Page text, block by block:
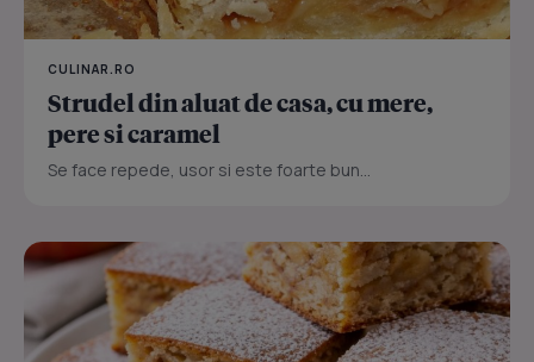
CULINAR.RO
Strudel din aluat de casa, cu mere,
pere si caramel
Se face repede, usor si este foarte bun...